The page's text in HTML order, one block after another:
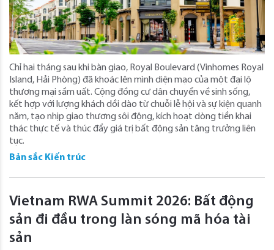
Chỉ hai tháng sau khi bàn giao, Royal Boulevard (Vinhomes Royal
Island, Hải Phòng) đã khoác lên mình diện mạo của một đại lộ
thương mại sầm uất. Cộng đồng cư dân chuyển về sinh sống,
kết hợp với lượng khách dồi dào từ chuỗi lễ hội và sự kiện quanh
năm, tạo nhịp giao thương sôi động, kích hoạt dòng tiền khai
thác thực tế và thúc đẩy giá trị bất động sản tăng trưởng liên
tục.
Bản sắc Kiến trúc
Vietnam RWA Summit 2026: Bất động
sản đi đầu trong làn sóng mã hóa tài
sản